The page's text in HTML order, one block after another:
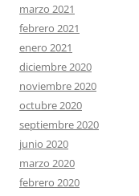
marzo 2021
febrero 2021
enero 2021
diciembre 2020
noviembre 2020
octubre 2020
septiembre 2020
junio 2020
marzo 2020
febrero 2020